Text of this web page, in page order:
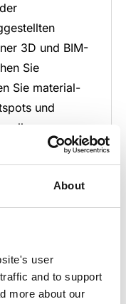
About
user
and to support
more about our
3D und BIM-
Sie
Sie material-
und
alle
präzise